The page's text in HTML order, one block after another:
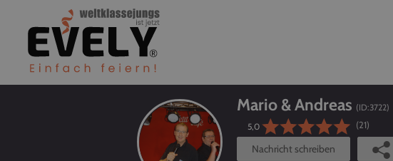
Mario & Andreas (ID:3722)
5,0
(21)
Nachricht schreiben